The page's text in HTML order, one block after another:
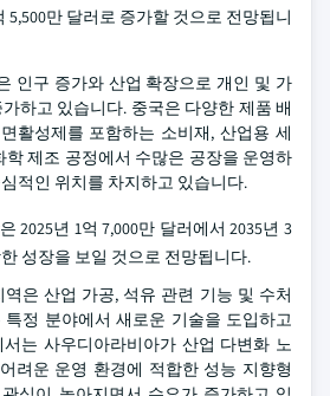
5,500만 달러로 증가할 것으로 전망됩니
인구 증가와 산업 확장으로 개인 및 가
하고 있습니다. 중국은 다양한 제품 배
활성제를 포함하는 소비재, 산업용 세
학 제조 공정에서 수많은 공장을 운영하
적인 위치를 차지하고 있습니다.
2025년 1억 7,000만 달러에서 2035년 3
성장을 보일 것으로 전망됩니다.
은 산업 가공, 석유 관련 기능 및 수처
정 분야에서 새로운 기술을 도입하고
는 사우디아라비아가 산업 다변화 노
려운 운영 환경에 적합한 성능 지향형